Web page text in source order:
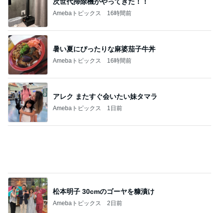
軽井沢で食べ歩きもできる手巻き寿司
Amebaトピックス
記事を読む